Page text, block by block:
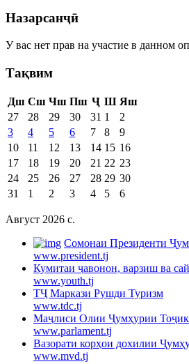
Назарсанҷӣ
У вас нет прав на участие в данном
Тақвим
Дш Сш Чш Пш Ҷ Ш Яш
27
28 29 30 31 1
2
3
4 5 6 7 8
9
10
11 12 13 14 15 16
17
18 19 20 21 22 23
24
25 26 27 28 29 30
31
1 2 3 4 5 6
Август 2026 c.
Cомонаи Президенти
www.president.tj
Кумитаи ҷавонон, варзиш ва
www.youth.tj
ТҶ Маркази Рушди Туризм
www.tdc.tj
Маҷлиси Олии Ҷумҳурии
www.parlament.tj
Вазорати корҳои дохилии
www.mvd.tj